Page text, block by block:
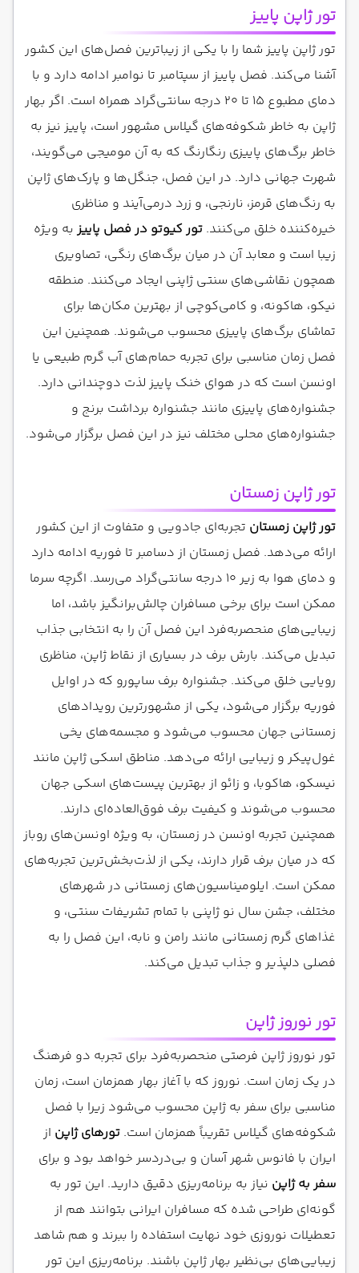
تور ژاپن پاییز
تور ژاپن پاییز شما را با یکی از زیباترین فصل‌های این کشور
آشنا می‌کند. فصل پاییز از سپتامبر تا نوامبر ادامه دارد و با
دمای مطبوع ۱۵ تا ۲۰ درجه سانتی‌گراد همراه است. اگر بهار
ژاپن به خاطر شکوفه‌های گیلاس مشهور است، پاییز نیز به
خاطر برگ‌های پاییزی رنگارنگ که به آن مومیجی می‌گویند،
شهرت جهانی دارد. در این فصل، جنگل‌ها و پارک‌های ژاپن
به رنگ‌های قرمز، نارنجی، و زرد درمی‌آیند و مناظری
خیره‌کننده خلق می‌کنند. تور کیوتو در فصل پاییزبه ویژه
زیبا است و معابد آن در میان برگ‌های رنگی، تصاویری
همچون نقاشی‌های سنتی ژاپنی ایجاد می‌کنند. منطقه
نیکو، هاکونه، و کامی‌کوچی از بهترین مکان‌ها برای
تماشای برگ‌های پاییزی محسوب می‌شوند. همچنین این
فصل زمان مناسبی برای تجربه حمام‌های آب گرم طبیعی یا
اونسن است که در هوای خنک پاییز لذت دوچندانی دارد.
جشنواره‌های پاییزی مانند جشنواره برداشت برنج و
جشنواره‌های محلی مختلف نیز در این فصل برگزار می‌شود.
تور ژاپن زمستان
تور ژاپن زمستان تجربه‌ای جادویی و متفاوت از این کشور
ارائه می‌دهد. فصل زمستان از دسامبر تا فوریه ادامه دارد
و دمای هوا به زیر ۱۰ درجه سانتی‌گراد می‌رسد. اگرچه سرما
ممکن است برای برخی مسافران چالش‌برانگیز باشد، اما
زیبایی‌های منحصربه‌فرد این فصل آن را به انتخابی جذاب
تبدیل می‌کند. بارش برف در بسیاری از نقاط ژاپن، مناظری
رویایی خلق می‌کند. جشنواره برف ساپورو که در اوایل
فوریه برگزار می‌شود، یکی از مشهورترین رویدادهای
زمستانی جهان محسوب می‌شود و مجسمه‌های یخی
غول‌پیکر و زیبایی ارائه می‌دهد. مناطق اسکی ژاپن مانند
نیسکو، هاکوبا، و زائو از بهترین پیست‌های اسکی جهان
محسوب می‌شوند و کیفیت برف فوق‌العاده‌ای دارند.
همچنین تجربه اونسن در زمستان، به ویژه اونسن‌های روباز
که در میان برف قرار دارند، یکی از لذت‌بخش‌ترین تجربه‌های
ممکن است. ایلومیناسیون‌های زمستانی در شهرهای
مختلف، جشن سال نو ژاپنی با تمام تشریفات سنتی، و
غذاهای گرم زمستانی مانند رامن و نابه، این فصل را به
فصلی دلپذیر و جذاب تبدیل می‌کند.
تور نوروز ژاپن
تور نوروز ژاپن فرصتی منحصربه‌فرد برای تجربه دو فرهنگ
در یک زمان است. نوروز که با آغاز بهار همزمان است، زمان
مناسبی برای سفر به ژاپن محسوب می‌شود زیرا با فصل
شکوفه‌های گیلاس تقریباً همزمان است. تورهای ژاپن از
ایران با فانوس شهر آسان و بی‌دردسر خواهد بود و برای
سفر به ژاپن نیاز به برنامه‌ریزی دقیق دارید. این تور به
گونه‌ای طراحی شده که مسافران ایرانی بتوانند هم از
تعطیلات نوروزی خود نهایت استفاده را ببرند و هم شاهد
زیبایی‌های بی‌نظیر بهار ژاپن باشند. برنامه‌ریزی این تور